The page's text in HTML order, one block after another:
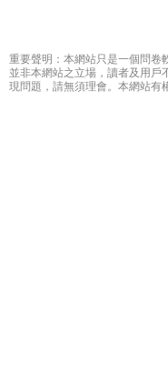
重要聲明：本網站只是一個問卷
並非本網站之立場，讀者及用戶
現問題，請無須理會。本網站有